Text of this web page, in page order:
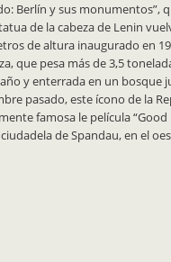
Berlín y sus monumentos”,
de la cabeza de Lenin
de altura inaugurado en
que pesa más de 3,5
y enterrada en un bosque
pasado, este ícono de la
famosa le película “Good
de Spandau, en el